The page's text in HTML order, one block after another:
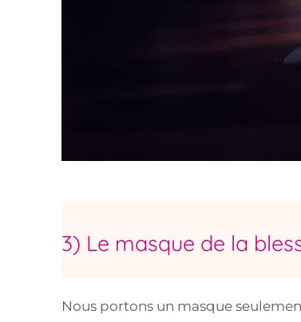
3) Le masque de la
Nous portons un masque